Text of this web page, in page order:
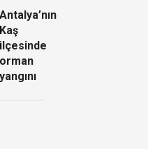
Antalya’nın
Kaş
ilçesinde
orman
yangını